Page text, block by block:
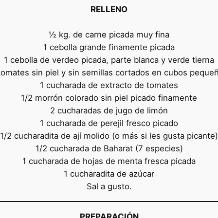
RELLENO
½ kg. de carne picada muy fina
1 cebolla grande finamente picada
1 cebolla de verdeo picada, parte blanca y verde tierna
sin piel y sin semillas cortados en cubos
1 cucharada de extracto de tomates
1/2 morrón colorado sin piel picado finamente
2 cucharadas de jugo de limón
1 cucharada de perejil fresco picado
1/2 cucharadita de ají molido (o más si les gusta picante)
1/2 cucharada de Baharat (7 especies)
1 cucharada de hojas de menta fresca picada
1 cucharadita de azúcar
Sal a gusto.